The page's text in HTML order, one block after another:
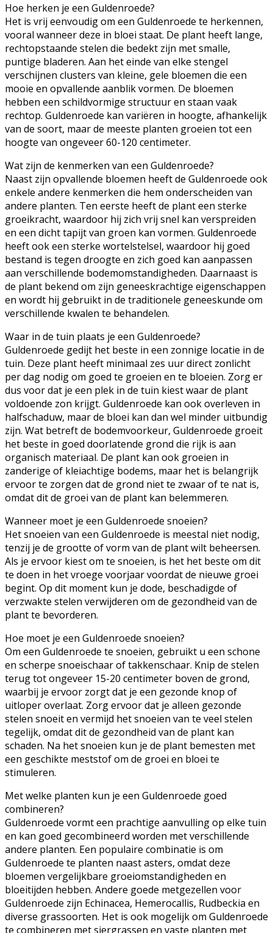
Hoe herken je een Guldenroede?
Het is vrij eenvoudig om een Guldenroede te herkennen,
vooral wanneer deze in bloei staat. De plant heeft lange,
rechtopstaande stelen die bedekt zijn met smalle,
puntige bladeren. Aan het einde van elke stengel
verschijnen clusters van kleine, gele bloemen die een
mooie en opvallende aanblik vormen. De bloemen
hebben een schildvormige structuur en staan vaak
rechtop. Guldenroede kan variëren in hoogte, afhankelijk
van de soort, maar de meeste planten groeien tot een
hoogte van ongeveer 60-120 centimeter.
Wat zijn de kenmerken van een Guldenroede?
Naast zijn opvallende bloemen heeft de Guldenroede ook
enkele andere kenmerken die hem onderscheiden van
andere planten. Ten eerste heeft de plant een sterke
groeikracht, waardoor hij zich vrij snel kan verspreiden
en een dicht tapijt van groen kan vormen. Guldenroede
heeft ook een sterke wortelstelsel, waardoor hij goed
bestand is tegen droogte en zich goed kan aanpassen
aan verschillende bodemomstandigheden. Daarnaast is
de plant bekend om zijn geneeskrachtige eigenschappen
en wordt hij gebruikt in de traditionele geneeskunde om
verschillende kwalen te behandelen.
Waar in de tuin plaats je een Guldenroede?
Guldenroede gedijt het beste in een zonnige locatie in de
tuin. Deze plant heeft minimaal zes uur direct zonlicht
per dag nodig om goed te groeien en te bloeien. Zorg er
dus voor dat je een plek in de tuin kiest waar de plant
voldoende zon krijgt. Guldenroede kan ook overleven in
halfschaduw, maar de bloei kan dan wel minder uitbundig
zijn. Wat betreft de bodemvoorkeur, Guldenroede groeit
het beste in goed doorlatende grond die rijk is aan
organisch materiaal. De plant kan ook groeien in
zanderige of kleiachtige bodems, maar het is belangrijk
ervoor te zorgen dat de grond niet te zwaar of te nat is,
omdat dit de groei van de plant kan belemmeren.
Wanneer moet je een Guldenroede snoeien?
Het snoeien van een Guldenroede is meestal niet nodig,
tenzij je de grootte of vorm van de plant wilt beheersen.
Als je ervoor kiest om te snoeien, is het het beste om dit
te doen in het vroege voorjaar voordat de nieuwe groei
begint. Op dit moment kun je dode, beschadigde of
verzwakte stelen verwijderen om de gezondheid van de
plant te bevorderen.
Hoe moet je een Guldenroede snoeien?
Om een Guldenroede te snoeien, gebruikt u een schone
en scherpe snoeischaar of takkenschaar. Knip de stelen
terug tot ongeveer 15-20 centimeter boven de grond,
waarbij je ervoor zorgt dat je een gezonde knop of
uitloper overlaat. Zorg ervoor dat je alleen gezonde
stelen snoeit en vermijd het snoeien van te veel stelen
tegelijk, omdat dit de gezondheid van de plant kan
schaden. Na het snoeien kun je de plant bemesten met
een geschikte meststof om de groei en bloei te
stimuleren.
Met welke planten kun je een Guldenroede goed
combineren?
Guldenroede vormt een prachtige aanvulling op elke tuin
en kan goed gecombineerd worden met verschillende
andere planten. Een populaire combinatie is om
Guldenroede te planten naast asters, omdat deze
bloemen vergelijkbare groeiomstandigheden en
bloeitijden hebben. Andere goede metgezellen voor
Guldenroede zijn Echinacea, Hemerocallis, Rudbeckia en
diverse grassoorten. Het is ook mogelijk om Guldenroede
te combineren met siergrassen en vaste planten met